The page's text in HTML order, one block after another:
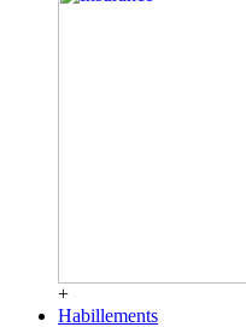
+
Habillements